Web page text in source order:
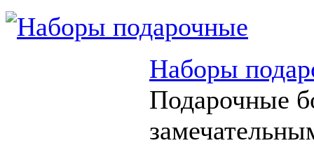
Наборы
Подарочные